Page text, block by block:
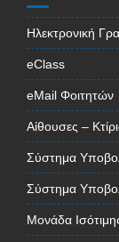
Ηλεκτρονική
eClass
eMail Φοιτητών
Αίθουσες –
Σύστημα
Σύστημα
Μονάδα